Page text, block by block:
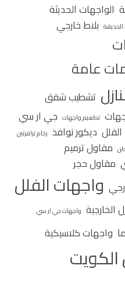
الواجهات الحديثة
الحديقة بلاط خارجي
عامة
تشطيب شقق
تطعيم واجهات جي ار سي
ديكور نوافذ رخام ترافرتين
مقاول ترميم
مقاول حجر
واجهات الفلل
الخارجية واجهات جي ار سي
واجهات كلاسيكية
الكويت